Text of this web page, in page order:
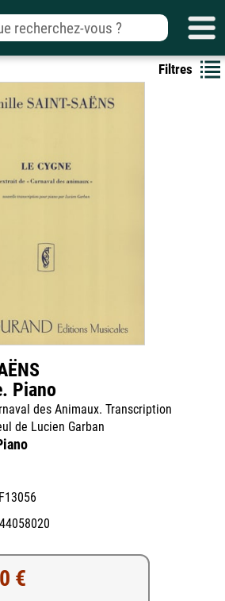
Filtres
Piano
des Animaux. Transcription
de Lucien Garban
€